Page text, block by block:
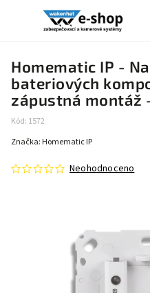
Homematic IP -
bateriových
zápustná montáž
Kód: 1572
Neohodnoceno
Značka: Homematic IP